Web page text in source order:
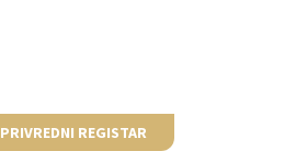
PRIVREDNI REGISTAR